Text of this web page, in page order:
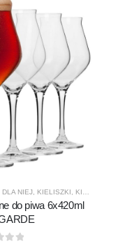
DLA NIEJ, KIELISZKI, KIELISZKI DO PIWA
do piwa 6x420ml